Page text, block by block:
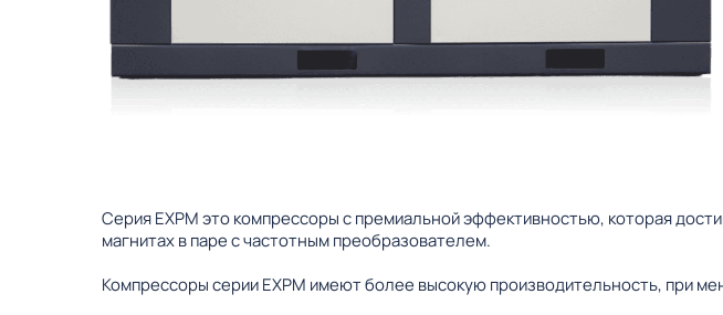
Серия EXPM это компрессоры с премиальной эффективностью, которая
магнитах в паре с частотным преобразователем.
Компрессоры серии EXPM имеют более высокую производительность, при